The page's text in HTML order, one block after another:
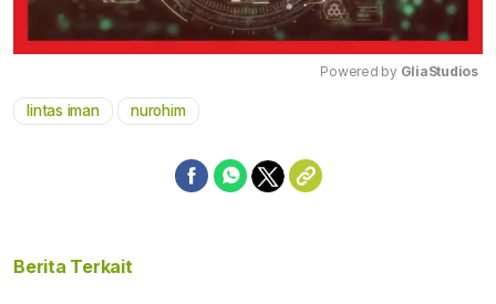
Powered by GliaStudios
lintas iman nurohim
Berita Terkait